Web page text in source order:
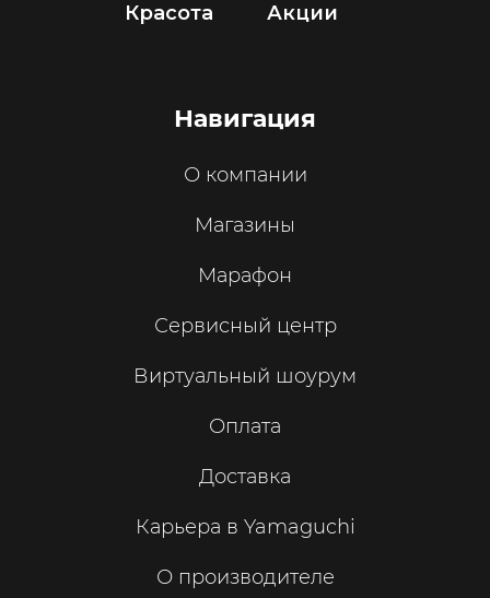
Красота Акции
Навигация
О компании
Магазины
Марафон
Сервисный центр
Виртуальный шоурум
Оплата
Доставка
Карьера в Yamaguchi
О производителе